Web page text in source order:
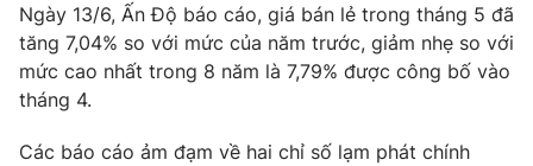
THỜI BÁO VTV
Ngày 13/6, Ấn Độ báo cáo, giá bán lẻ trong tháng 5 đã
tăng 7,04% so với mức của năm trước, giảm nhẹ so với
mức cao nhất trong 8 năm là 7,79% được công bố vào
tháng 4.
Các báo cáo ảm đạm về hai chỉ số lạm phát chính